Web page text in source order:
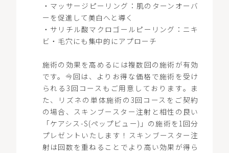
・マッサージピーリング：肌のターンオーバ
ーを促進して美白へと導く
・サリチル酸マクロゴールピーリング：ニキ
ビ・毛穴にも集中的にアプローチ
施術の効果を高めるには複数回の施術が有効
です。今回は、よりお得な価格で施術を受け
られる3回コースもご用意しております。ま
た、リズネの単体施術の3回コースをご契約
の場合、スキンブースター注射と相性の良い
「ケアシス-S(ペップビュー)」の施術を1回分
プレゼントいたします！スキンブースター注
射は回数を重ねることでより高い効果が得ら